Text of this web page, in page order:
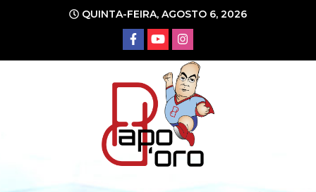
conteúdo
QUINTA-FEIRA, AGOSTO 6, 2026